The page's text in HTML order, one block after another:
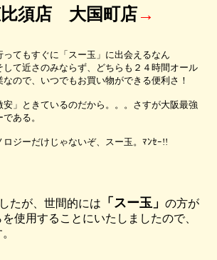
須店 大国町店→
ってもすぐに「スー玉」に出会えるなん
して近さのみならず、どちらも２４時間オール
なので、いつでもお買い物ができる便利さ！
安」ときているのだから。。。さすが大阪最強
ある。
ロジーだけじゃないぞ、スー玉。ﾏﾝｾｰ!!
たが、世間的には 「スー玉」 の方が
使用することにいたしましたので、